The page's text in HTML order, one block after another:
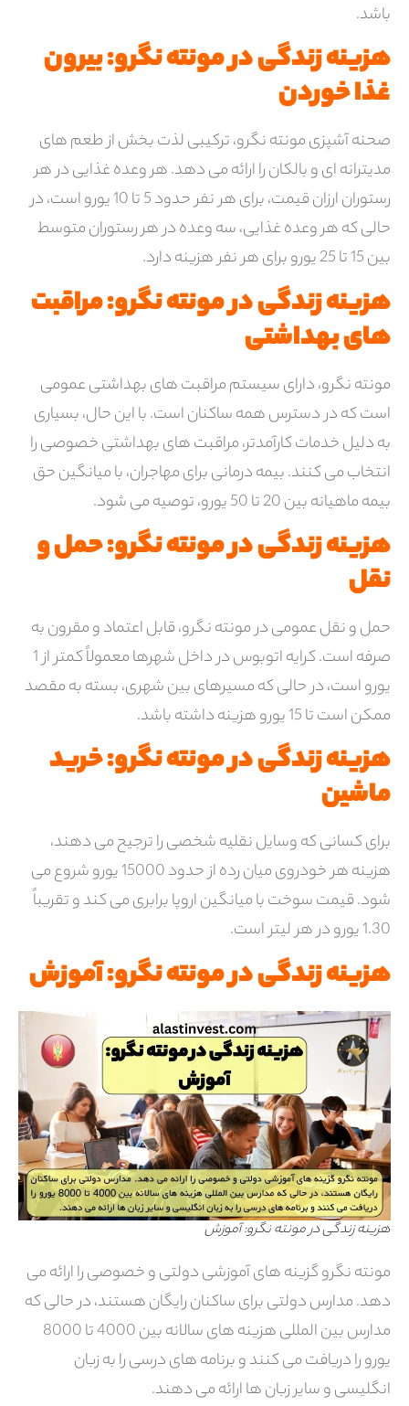
باشد.
هزینه زندگی در مونته نگرو: بیرون
غذا خوردن
صحنه آشپزی مونته نگرو، ترکیبی لذت بخش از طعم های
مدیترانه ای و بالکان را ارائه می دهد. هر وعده غذایی در هر
رستوران ارزان قیمت، برای هر نفر حدود 5 تا 10 یورو است، در
حالی که هر وعده غذایی، سه وعده در هر رستوران متوسط ​​
بین 15 تا 25 یورو برای هر نفر هزینه دارد.
هزینه زندگی در مونته نگرو: مراقبت
های بهداشتی
مونته نگرو، دارای سیستم مراقبت های بهداشتی عمومی
است که در دسترس همه ساکنان است. با این حال، بسیاری
به دلیل خدمات کارآمدتر، مراقبت های بهداشتی خصوصی را
انتخاب می کنند. بیمه درمانی برای مهاجران، با میانگین حق
بیمه ماهیانه بین 20 تا 50 یورو، توصیه می شود.
هزینه زندگی در مونته نگرو: حمل و
نقل
حمل و نقل عمومی در مونته نگرو، قابل اعتماد و مقرون به
صرفه است. کرایه اتوبوس در داخل شهرها معمولاً کمتر از 1
یورو است، در حالی که مسیرهای بین شهری، بسته به مقصد
ممکن است تا 15 یورو هزینه داشته باشد.
هزینه زندگی در مونته نگرو: خرید
ماشین
برای کسانی که وسایل نقلیه شخصی را ترجیح می دهند،
هزینه هر خودروی میان رده از حدود 15000 یورو شروع می
شود. قیمت سوخت با میانگین اروپا برابری می کند و تقریباً
1.30 یورو در هر لیتر است.
هزینه زندگی در مونته نگرو: آموزش
هزینه زندگی در مونته نگرو: آموزش
مونته نگرو گزینه های آموزشی دولتی و خصوصی را ارائه می
دهد. مدارس دولتی برای ساکنان رایگان هستند، در حالی که
مدارس بین المللی هزینه های سالانه بین 4000 تا 8000
یورو را دریافت می کنند و برنامه های درسی را به زبان
انگلیسی و سایر زبان ها ارائه می دهند.